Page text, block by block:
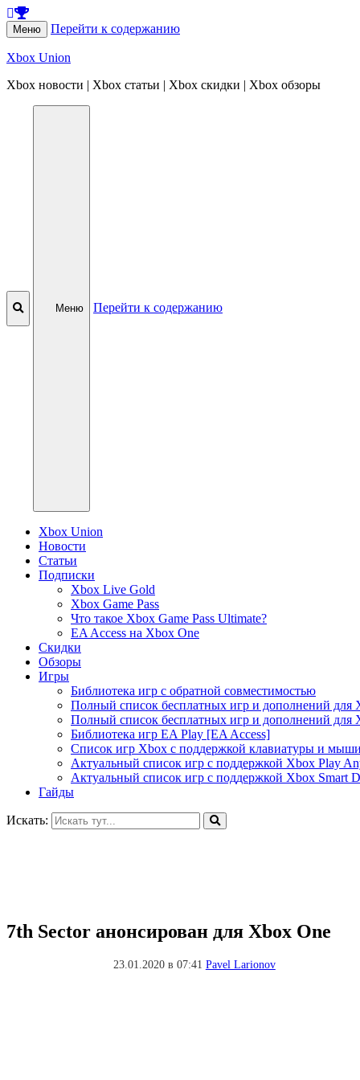
Меню Перейти к содержанию
Xbox Union
Xbox новости | Xbox статьи | Xbox скидки | Xbox обзоры
Меню Перейти к содержанию
Xbox Union
Новости
Статьи
Подписки
Xbox Live Gold
Xbox Game Pass
Что такое Xbox Game Pass Ultimate?
EA Access на Xbox One
Скидки
Обзоры
Игры
Библиотека игр с обратной совместимостью
Полный список бесплатных игр и дополнений для
Полный список бесплатных игр и дополнений для
Библиотека игр EA Play [EA Access]
Список игр Xbox c поддержкой клавиатуры и мыши
Актуальный список игр с поддержкой Xbox Play
Актуальный список игр с поддержкой Xbox Smart
Гайды
Искать:
7th Sector анонсирован для Xbox One
23.01.2020 в 07:41 Pavel Larionov